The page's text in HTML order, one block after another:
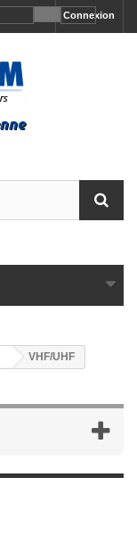
Connexion
VHF/UHF